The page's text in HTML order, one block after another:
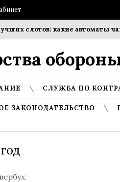
слотов: какие автоматы
СЛУЖБА ПО
ЗАКОНОДАТЕЛЬСТВО